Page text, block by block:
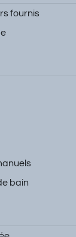
fournis
bain